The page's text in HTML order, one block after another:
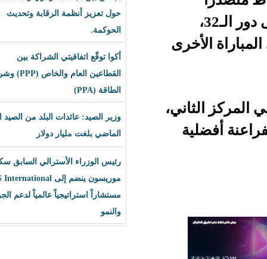
حول تعزيز أنظمة الرقابة وتحديث
أكوا توقّع اتفاقيتي الشراكة بين
القطاعين العام والخاص (PPP) وشراء
وزير الصيد: عائدات البلد من الصيد العام
الماضي بلغت مليار دولار
رئيس الوزراء الأسترالي السابق سكوت
موريسون ينضم إلى BLS International
مستشاراً استراتيجياً عالمياً لدعم الجودة